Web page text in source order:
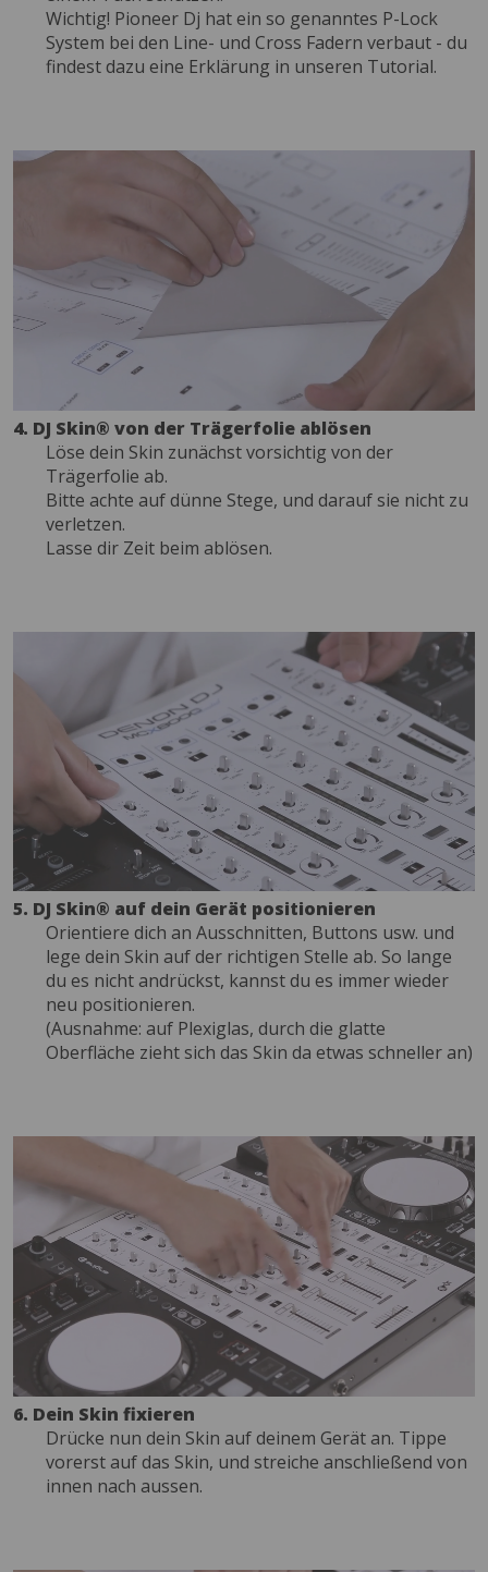
Wichtig! Pioneer Dj hat ein so genanntes P-Lock
System bei den Line- und Cross Fadern verbaut - du
findest dazu eine Erklärung in unseren Tutorial.
4. DJ Skin® von der Trägerfolie ablösen
Löse dein Skin zunächst vorsichtig von der
Trägerfolie ab.
Bitte achte auf dünne Stege, und darauf sie nicht zu
verletzen.
Lasse dir Zeit beim ablösen.
5. DJ Skin® auf dein Gerät positionieren
Orientiere dich an Ausschnitten, Buttons usw. und
lege dein Skin auf der richtigen Stelle ab. So lange
du es nicht andrückst, kannst du es immer wieder
neu positionieren.
(Ausnahme: auf Plexiglas, durch die glatte
Oberfläche zieht sich das Skin da etwas schneller an)
6. Dein Skin fixieren
Drücke nun dein Skin auf deinem Gerät an. Tippe
vorerst auf das Skin, und streiche anschließend von
innen nach aussen.